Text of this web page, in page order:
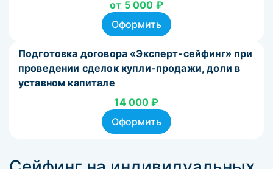
от 5 000 ₽
Оформить
Подготовка договора «Эксперт-сейфинг» при
проведении сделок купли-продажи, доли в
уставном капитале
14 000 ₽
Оформить